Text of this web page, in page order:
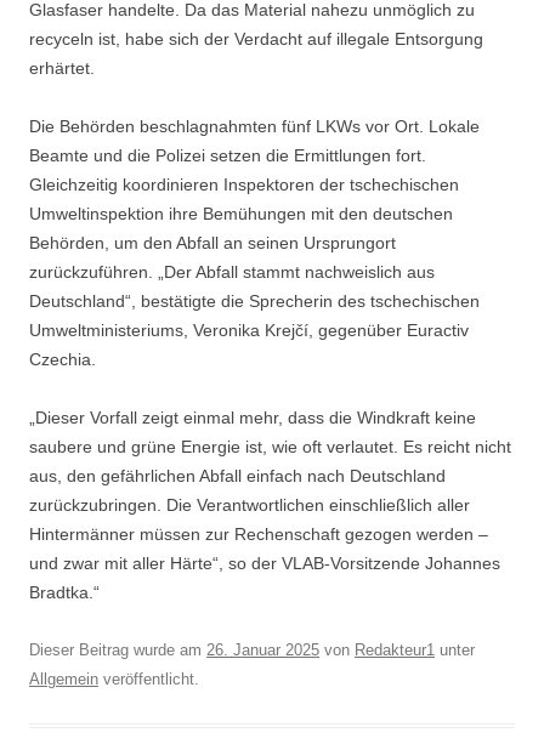
Glasfaser handelte. Da das Material nahezu unmöglich zu
recyceln ist, habe sich der Verdacht auf illegale Entsorgung
erhärtet.
Die Behörden beschlagnahmten fünf LKWs vor Ort. Lokale
Beamte und die Polizei setzen die Ermittlungen fort.
Gleichzeitig koordinieren Inspektoren der tschechischen
Umweltinspektion ihre Bemühungen mit den deutschen
Behörden, um den Abfall an seinen Ursprungort
zurückzuführen. „Der Abfall stammt nachweislich aus
Deutschland“, bestätigte die Sprecherin des tschechischen
Umweltministeriums, Veronika Krejčí, gegenüber Euractiv
Czechia.
„Dieser Vorfall zeigt einmal mehr, dass die Windkraft keine
saubere und grüne Energie ist, wie oft verlautet. Es reicht nicht
aus, den gefährlichen Abfall einfach nach Deutschland
zurückzubringen. Die Verantwortlichen einschließlich aller
Hintermänner müssen zur Rechenschaft gezogen werden –
und zwar mit aller Härte“, so der VLAB-Vorsitzende Johannes
Bradtka.“
Dieser Beitrag wurde am 26. Januar 2025 von Redakteur1 unter
Allgemein veröffentlicht.